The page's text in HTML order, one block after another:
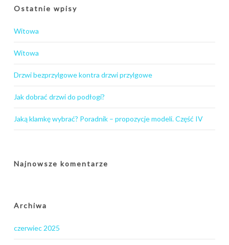
Ostatnie wpisy
Witowa
Witowa
Drzwi bezprzylgowe kontra drzwi przylgowe
Jak dobrać drzwi do podłogi?
Jaką klamkę wybrać? Poradnik – propozycje modeli. Część IV
Najnowsze komentarze
Archiwa
czerwiec 2025